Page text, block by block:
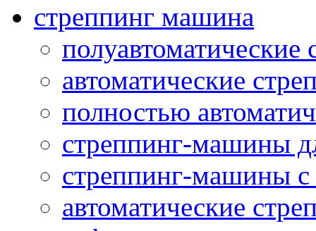
стреппинг машина
автоматические
полностью
стреппинг-машины
стреппинг-машины с
автоматические